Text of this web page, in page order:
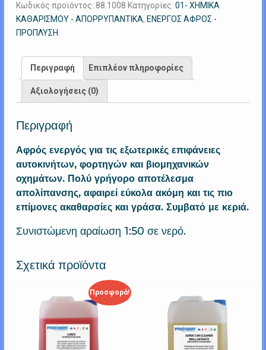
25
Kg
ποσότητα
Κωδικός προϊόντος: 88.1008 Κατηγορίες: 01- ΧΗΜΙΚΑ
ΚΑΘΑΡΙΣΜΟΥ - ΑΠΟΡΡΥΠΑΝΤΙΚΑ, ΕΝΕΡΓΟΣ ΑΦΡΟΣ -
ΠΡΟΠΛΥΣΗ
Περιγραφή Επιπλέον πληροφορίες
Αξιολογήσεις (0)
Περιγραφή
Αφρός ενεργός για τις εξωτερικές επιφάνειες
αυτοκινήτων, φορτηγών και βιομηχανικών
οχημάτων. Πολύ γρήγορο αποτέλεσμα
απολίπανσης, αφαιρεί εύκολα ακόμη και τις πιο
επίμονες ακαθαρσίες και γράσα. Συμβατό με κεριά.
Συνιστώμενη αραίωση 1:50 σε νερό.
Σχετικά προϊόντα
Προσφορά!